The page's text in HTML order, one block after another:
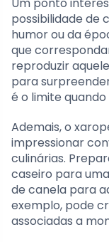
possibilidade de
humor ou da
que
reproduzir
para
é o limite
Ademais, o
impressionar
culinárias.
caseiro para
de canela para
exemplo, pode
associadas a